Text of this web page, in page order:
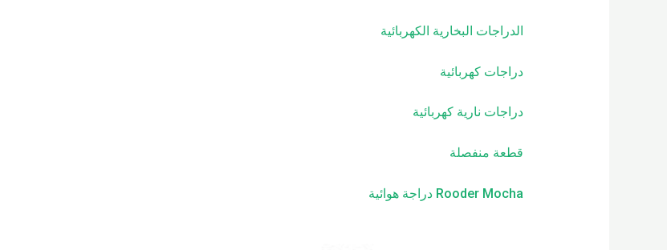
الدراجات البخارية الكهربائية
دراجات كهربائية
دراجات نارية كهربائية
قطعة منفصلة
Rooder Mocha دراجة هوائية